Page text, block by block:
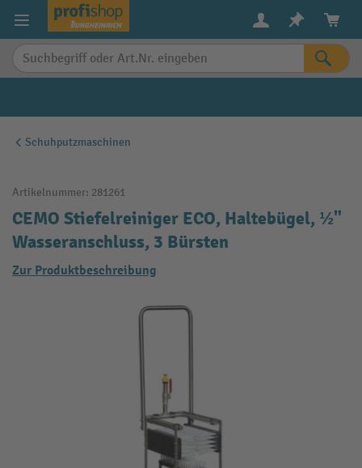
springen
Schuhputzmaschinen
Artikelnummer: 281261
CEMO Stiefelreiniger ECO, Haltebügel, ½"
Wasseranschluss, 3 Bürsten
Zur Produktbeschreibung